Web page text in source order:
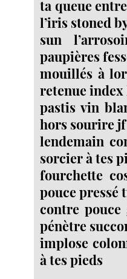
ta queue
l’iris stoned
sun
paupières
mouillés à
retenue
pastis vin
hors sourire
lendemain
sorcier à tes
fourchette
pouce pressé
contre pouce
pénètre
implose
à tes pieds